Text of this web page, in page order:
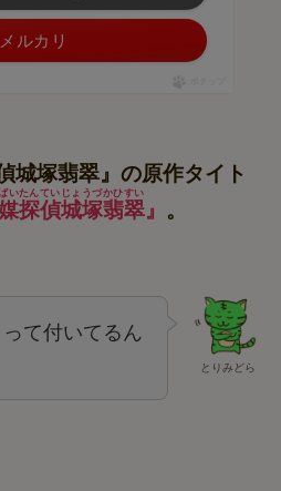
メルカリ
城塚翡翠』の原作タイト
探偵城塚翡翠
いたんていじょうづかひすい
』 。
とりみどら
て付いてるん